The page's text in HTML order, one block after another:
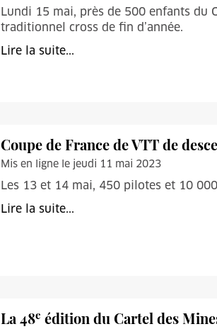
Lundi 15 mai, près de 500 enfants du
traditionnel cross de fin d’année.
Lire la suite...
Coupe de France de VTT de
Mis en ligne le jeudi 11 mai 2023
Les 13 et 14 mai, 450 pilotes et 10
Lire la suite...
La 48e édition du Cartel des